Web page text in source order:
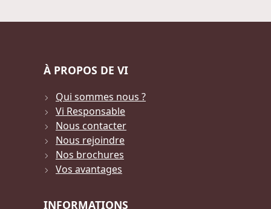
À PROPOS DE VI
Qui sommes nous ?
Vi Responsable
Nous contacter
Nous rejoindre
Nos brochures
Vos avantages
INFORMATIONS